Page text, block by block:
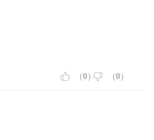
(0) (0)